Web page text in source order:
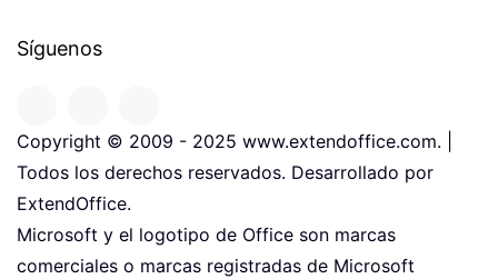
Síguenos
Copyright © 2009 - 2025 www.extendoffice.com. |
Todos los derechos reservados. Desarrollado por
ExtendOffice.
Microsoft y el logotipo de Office son marcas
comerciales o marcas registradas de Microsoft